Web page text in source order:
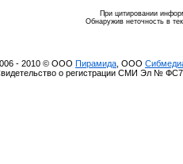
При цитировании
Обнаружив неточность в
- 2010 © ООО Пирамида , ООО
о регистрации СМИ Эл №